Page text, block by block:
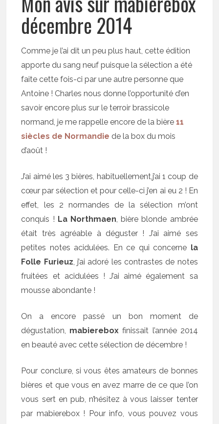
décembre 2014
Comme je l’ai dit un peu plus haut, cette édition
apporte du sang neuf puisque la sélection a été
faite cette fois-ci par une autre personne que
Antoine ! Charles nous donne l’opportunité d’en
savoir encore plus sur le terroir brassicole
normand, je me rappelle encore de la bière11
siècles de Normandie de la box du mois
d’août !
J’ai aimé les 3 bières, habituellement,j’ai 1 coup de
cœur par sélection et pour celle-ci j’en ai eu 2 ! En
effet, les 2 normandes de la sélection m’ont
conquis ! La Northmaen , bière blonde ambrée
était très agréable à déguster ! J’ai aimé ses
petites notes acidulées. En ce qui concerne la
Folle Furieuz , j’ai adoré les contrastes de notes
fruitées et acidulées ! J’ai aimé également sa
mousse abondante !
On a encore passé un bon moment de
dégustation, mabierebox finissait l’année 2014
en beauté avec cette sélection de décembre !
Pour conclure, si vous êtes amateurs de bonnes
bières et que vous en avez marre de ce que l’on
vous sert en pub, n’hésitez à vous laisser tenter
par mabierebox ! Pour info, vous pouvez vous